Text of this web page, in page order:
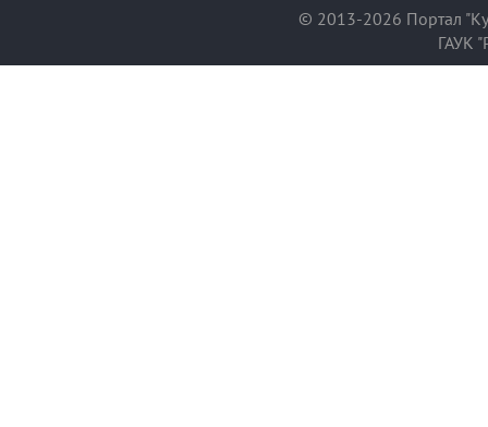
© 2013-2026 Портал
ГАУК